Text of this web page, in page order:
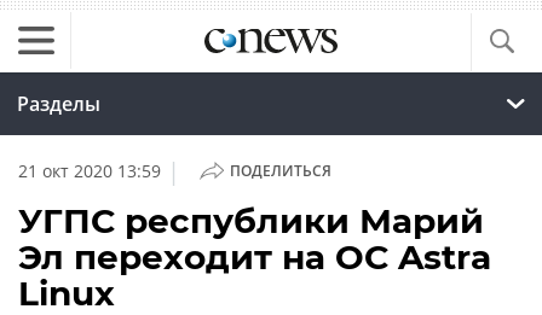
Разделы
21 окт 2020 13:59 | ПОДЕЛИТЬСЯ
УГПС республики Марий
Эл переходит на ОС Astra
Linux